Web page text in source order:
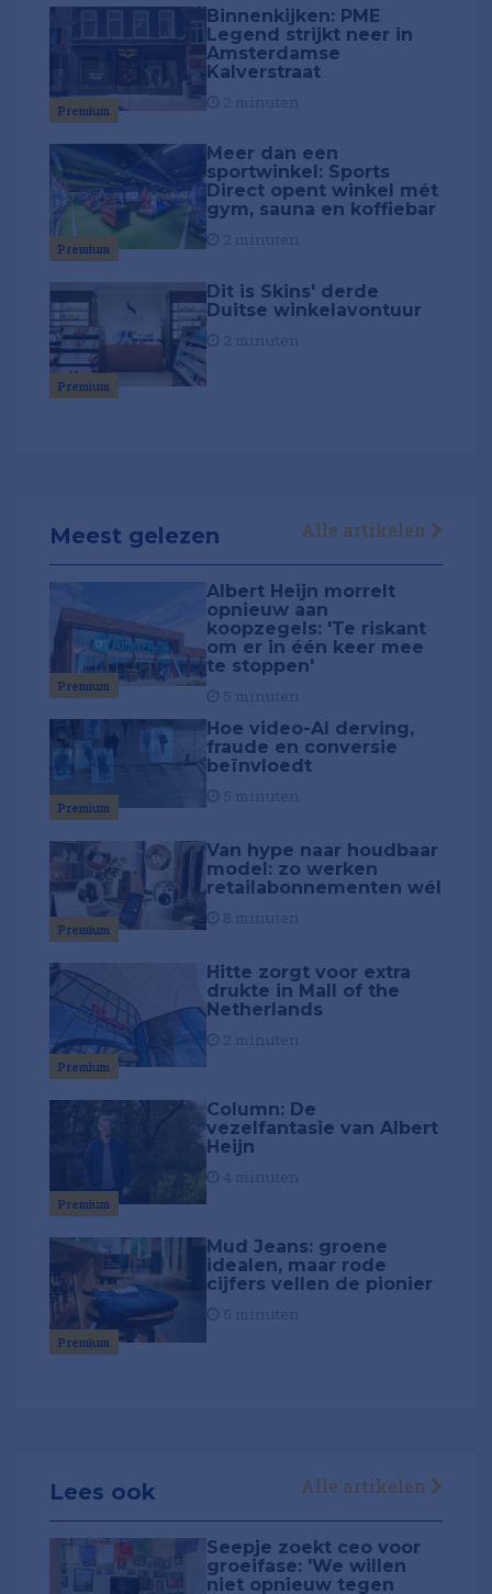
Premium
Binnenkijken: PME
Legend strijkt neer in
Amsterdamse
Kalverstraat
Premium
Meer dan een
sportwinkel: Sports
Direct opent winkel mét
gym, sauna en koffiebar
Premium
Dit is Skins' derde
Duitse winkelavontuur
Meest gelezen Alle artikelen
Premium
Albert Heijn morrelt
opnieuw aan
koopzegels: 'Te riskant
om er in één keer mee
te stoppen'
Premium
Hoe video-AI derving,
fraude en conversie
beïnvloedt
Premium
Van hype naar houdbaar
model: zo werken
retailabonnementen wél
Premium
Hitte zorgt voor extra
drukte in Mall of the
Netherlands
Premium
Column: De
vezelfantasie van Albert
Heijn
Premium
Mud Jeans: groene
idealen, maar rode
cijfers vellen de pionier
Lees ook Alle artikelen
Seepje zoekt ceo voor
groeifase: 'We willen
niet opnieuw tegen